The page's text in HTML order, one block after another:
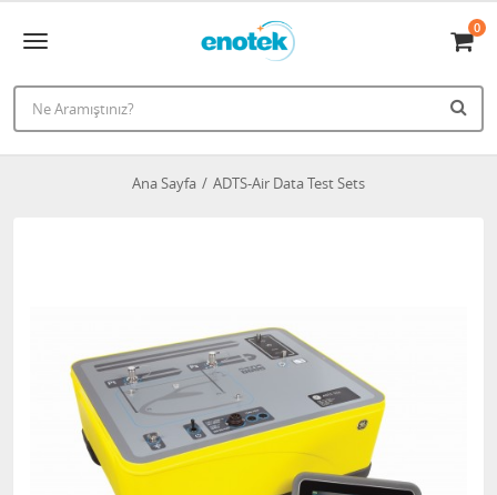
0
Ana Sayfa ADTS-Air Data Test Sets